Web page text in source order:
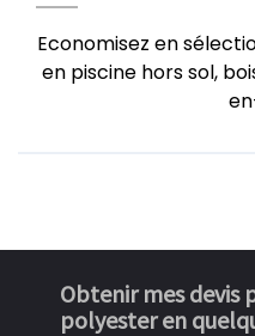
Economisez en
en piscine hors sol,
Obtenir mes devis
polyester en